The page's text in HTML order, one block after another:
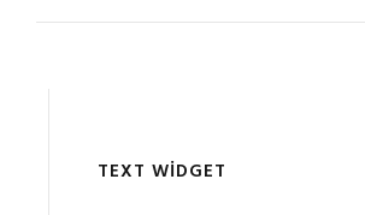
TEXT WIDGET